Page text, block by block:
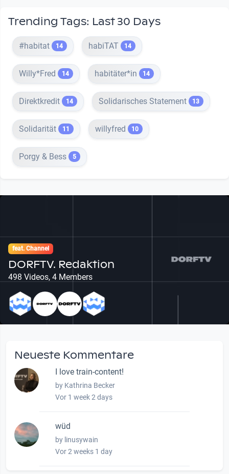
Trending Tags: Last 30 Days
#habitat 14 habiTAT 14
Willy*Fred 14 habitäter*in 14
Direktkredit 14 Solidarisches Statement 13
Solidarität 11 willyfred 10
Porgy & Bess 5
feat. Channel
DORFTV. Redaktion
498 Videos, 4 Members
Neueste Kommentare
I love train-content!
by Kathrina Becker
Vor 1 week 2 days
wüd
by linusywain
Vor 2 weeks 1 day